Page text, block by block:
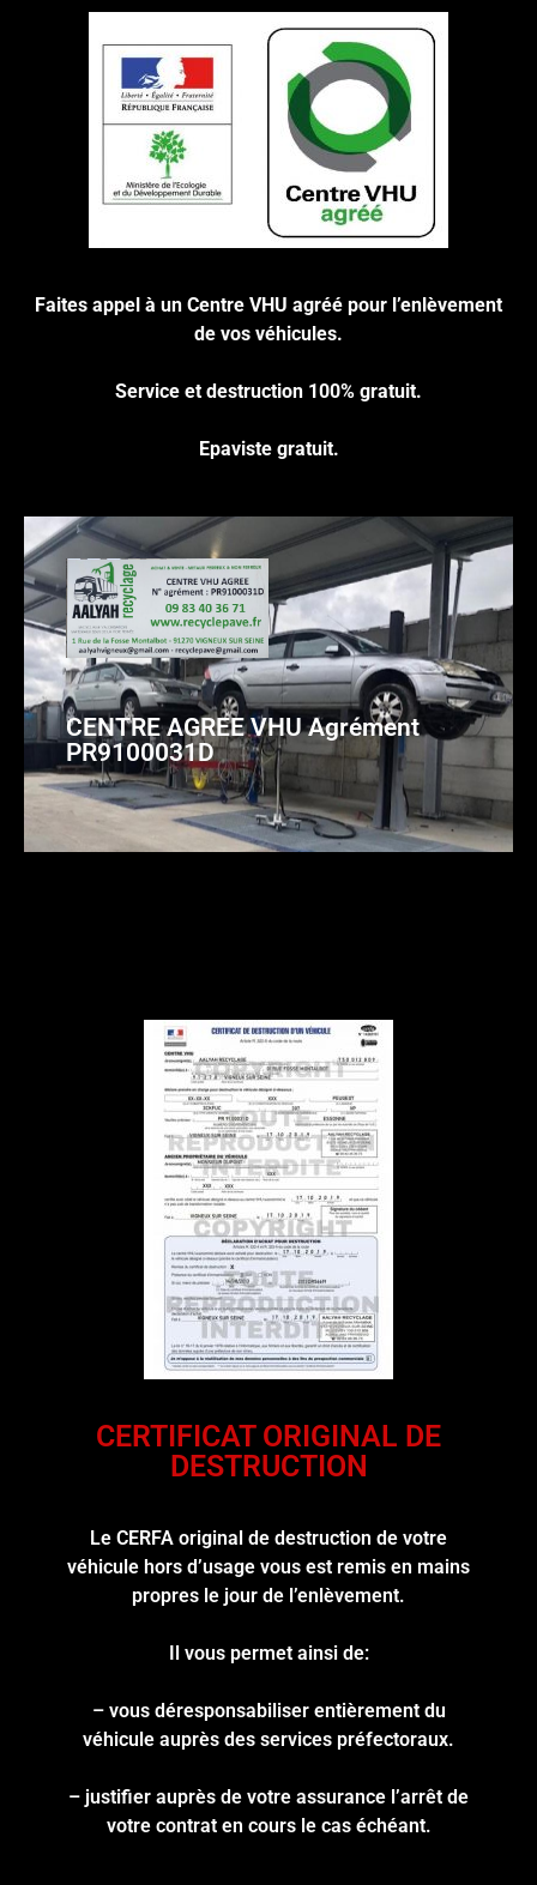
Faites appel à un Centre VHU agréé pour l’enlèvement
de vos véhicules.
Service et destruction 100% gratuit.
Epaviste gratuit.
CENTRE AGREE VHU Agrément
PR9100031D
Cliquez ici pour nous contacter, cela ne
CERTIFICAT ORIGINAL DE
DESTRUCTION
Le CERFA original de destruction de votre
véhicule hors d’usage vous est remis en mains
propres le jour de l’enlèvement.
Il vous permet ainsi de:
– vous déresponsabiliser entièrement du
véhicule auprès des services préfectoraux.
– justifier auprès de votre assurance l’arrêt de
votre contrat en cours le cas échéant.